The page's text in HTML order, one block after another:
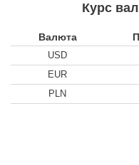
Курс
Валюта
USD
EUR
PLN